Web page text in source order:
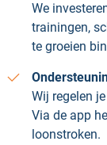
We
trainingen,
te groeien
Wij regelen
Via de app
loonstroken.